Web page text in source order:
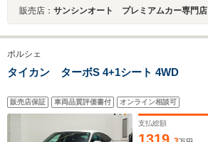
販売店： サンシンオート プレミアムカー専門店
ポルシェ
タイカン ターボS 4+1シート 4WD
販売店保証 車両品質評価書付 オンライン相談可
支払総額